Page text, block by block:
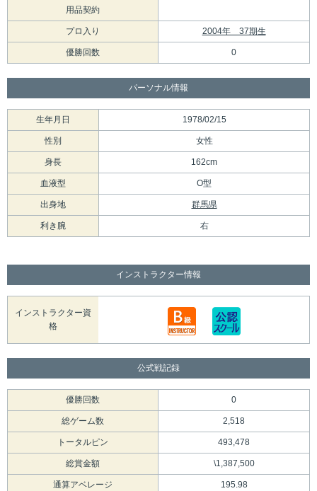
用品契約
プロ入り 2004年 37期生
優勝回数 0
パーソナル情報
生年月日 1978/02/15
性別 女性
身長 162cm
血液型 O型
出身地 群馬県
利き腕 右
インストラクター情報
インストラクター資
格
公式戦記録
優勝回数 0
総ゲーム数 2,518
トータルピン 493,478
総賞金額 \1,387,500
通算アベレージ 195.98